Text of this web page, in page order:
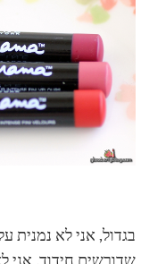
בגדול, אני לא נמנית